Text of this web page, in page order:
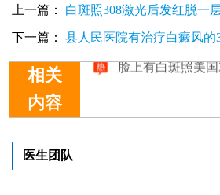
上一篇： 白斑照308激光后发红脱一
下一篇： 县人民医院有治疗白癜风的
相关
内容
美国308准分子激
医生团队